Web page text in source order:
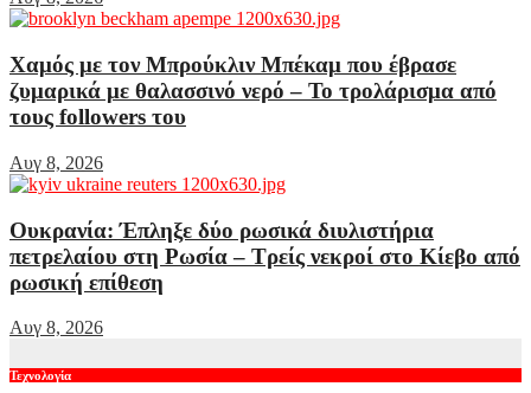
Χαμός με τον Μπρούκλιν Μπέκαμ που έβρασε
ζυμαρικά με θαλασσινό νερό – Το τρολάρισμα από
τους followers του
Αυγ 8, 2026
Ουκρανία: Έπληξε δύο ρωσικά διυλιστήρια
πετρελαίου στη Ρωσία – Τρείς νεκροί στο Κίεβο από
ρωσική επίθεση
Αυγ 8, 2026
Τεχνολογία